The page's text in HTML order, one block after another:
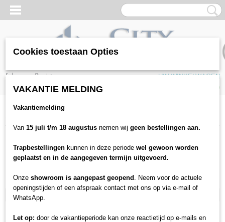
Inloggen Registreren
UW WINKELWAGEN
(0)
Home
Matten
Wasbare matten
Buitenmatten
Cookies toestaan Opties
VAKANTIE MELDING
Vakantiemelding
Van 15 juli t/m 18 augustus nemen wij geen bestellingen aan.
Trapbestellingen kunnen in deze periode wel gewoon worden
geplaatst en in de aangegeven termijn uitgevoerd.
Onze showroom is aangepast geopend . Neem voor de actuele
openingstijden of een afspraak contact met ons op via e-mail of
WhatsApp.
Let op: door de vakantieperiode kan onze reactietijd op e-mails en